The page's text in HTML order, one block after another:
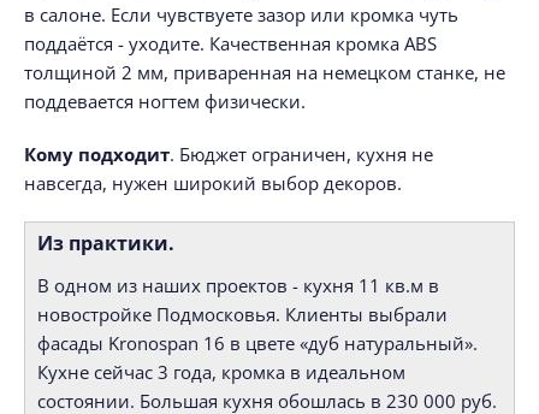
в салоне. Если чувствуете зазор или кромка чуть
поддаётся - уходите. Качественная кромка ABS
толщиной 2 мм, приваренная на немецком станке, не
поддевается ногтем физически.
Кому подходит. Бюджет ограничен, кухня не
навсегда, нужен широкий выбор декоров.
Из практики.
В одном из наших проектов - кухня 11 кв.м в
новостройке Подмосковья. Клиенты выбрали
фасады Kronospan 16 в цвете «дуб натуральный».
Кухне сейчас 3 года, кромка в идеальном
состоянии. Большая кухня обошлась в 230 000 руб.